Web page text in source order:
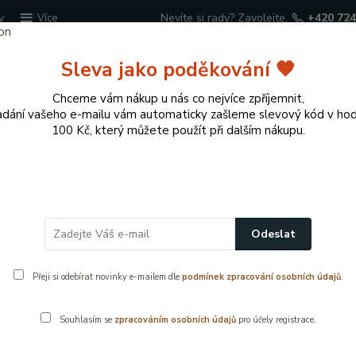
Více Nevíte si rady? Zavolejte. +420
Kombinovaný rohový ventil 1/
× 3/8" – ventil pro pračku, myčku a
myčku nebo
Sleva jako poděkování 🧡
Chceme vám nákup u nás co nejvíce zpříjemnit,
vašeho e-mailu vám automaticky zašleme slevový kód v
100 Kč, který můžete použít při dalším nákupu.
Odeslat
Přeji si odebírat novinky e-mailem dle podmínek zpracování osobních údajů.
Souhlasím se zpracováním osobních údajůpro účely registrace.